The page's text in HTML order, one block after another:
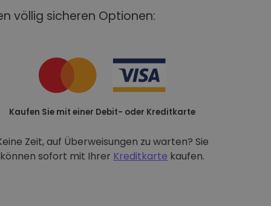
völlig sicheren Optionen:
Kaufen Sie mit einer Debit- oder Kreditkarte
Zeit, auf Überweisungen zu warten? Sie
können sofort mit Ihrer Kreditkarte kaufen.